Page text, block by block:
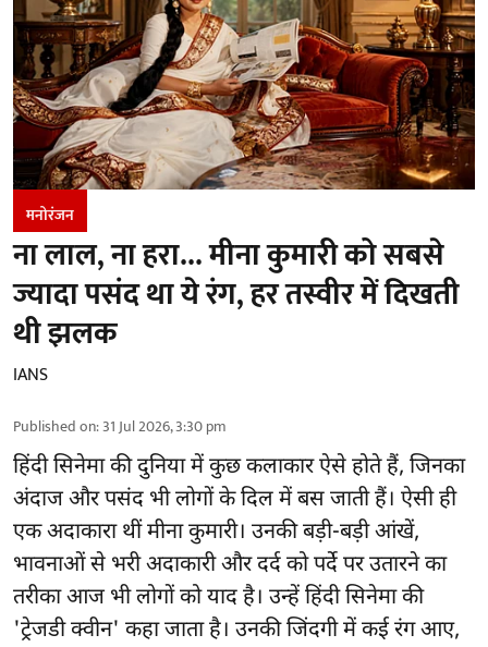
मनोरंजन
ना लाल, ना हरा... मीना कुमारी को सबसे
ज्यादा पसंद था ये रंग, हर तस्वीर में दिखती
थी झलक
IANS
Published on:31 Jul 2026, 3:30 pm
हिंदी सिनेमा की दुनिया में कुछ कलाकार ऐसे होते हैं, जिनका
अंदाज और पसंद भी लोगों के दिल में बस जाती हैं। ऐसी ही
एक अदाकारा थीं मीना कुमारी। उनकी बड़ी-बड़ी आंखें,
भावनाओं से भरी अदाकारी और दर्द को पर्दे पर उतारने का
तरीका आज भी लोगों को याद है। उन्हें हिंदी सिनेमा की
'ट्रेजडी क्वीन' कहा जाता है। उनकी जिंदगी में कई रंग आए,